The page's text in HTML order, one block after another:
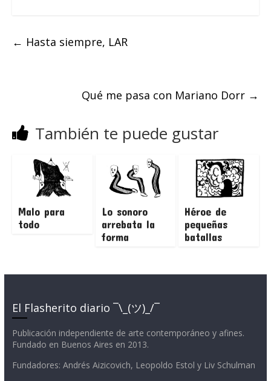
← Hasta siempre, LAR
Qué me pasa con Mariano Dorr →
También te puede gustar
Malo para
todo
Lo sonoro
arrebata la
forma
Héroe de
pequeñas
batallas
El Flasherito diario ¯\_(ツ)_/¯
Publicación independiente de arte contemporáneo y afines.
Fundado en Buenos Aires en 2013.
Fundadores: Andrés Aizicovich, Leopoldo Estol y Liv Schulman